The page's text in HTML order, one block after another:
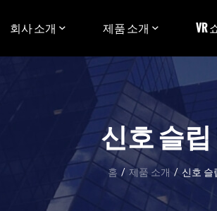
회사 소개 제품 소개 VR
신호 슬립
홈 / 제품 소개 / 신호 슬